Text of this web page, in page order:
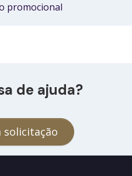
promocional
de ajuda?
solicitação